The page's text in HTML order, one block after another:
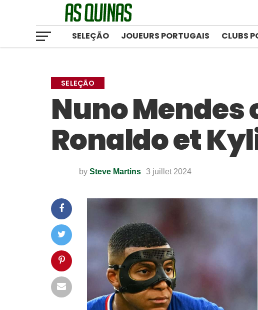
SELEÇÃO JOUEURS PORTUGAIS CLUBS
SELEÇÃO
Nuno
Ronaldo et
by Steve Martins 3 juillet 2024